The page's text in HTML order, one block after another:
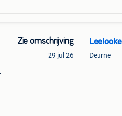
Zie omschrijving
29 jul 26
Leelooke
Deurne